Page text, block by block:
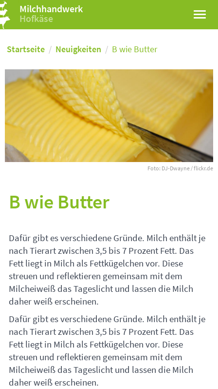
Milchhandwerk
Hofkäse
Startseite Neuigkeiten B wie Butter
Foto: DJ-Dwayne / flickr.de
B wie Butter
Dafür gibt es verschiedene Gründe. Milch enthält je
nach Tierart zwischen 3,5 bis 7 Prozent Fett. Das
Fett liegt in Milch als Fettkügelchen vor. Diese
streuen und reflektieren gemeinsam mit dem
Milcheiweiß das Tageslicht und lassen die Milch
daher weiß erscheinen.
Dafür gibt es verschiedene Gründe. Milch enthält je
nach Tierart zwischen 3,5 bis 7 Prozent Fett. Das
Fett liegt in Milch als Fettkügelchen vor. Diese
streuen und reflektieren gemeinsam mit dem
Milcheiweiß das Tageslicht und lassen die Milch
daher weiß erscheinen.